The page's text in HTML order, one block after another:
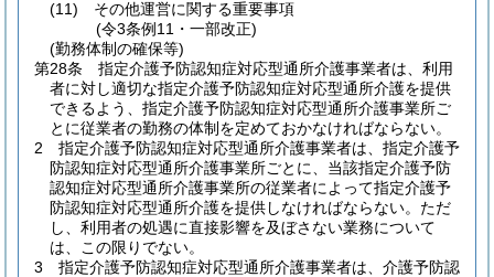
(11)
その他運営に関する重要事項
(令3条例11・一部改正)
(勤務体制の確保等)
第28条
指定介護予防認知症対応型通所介護事業者は、利用
者に対し適切な指定介護予防認知症対応型通所介護を提供
できるよう、指定介護予防認知症対応型通所介護事業所ご
とに従業者の勤務の体制を定めておかなければならない。
2
指定介護予防認知症対応型通所介護事業者は、指定介護予
防認知症対応型通所介護事業所ごとに、当該指定介護予防
認知症対応型通所介護事業所の従業者によって指定介護予
防認知症対応型通所介護を提供しなければならない。 ただ
し、利用者の処遇に直接影響を及ぼさない業務について
は、この限りでない。
3
指定介護予防認知症対応型通所介護事業者は、介護予防認